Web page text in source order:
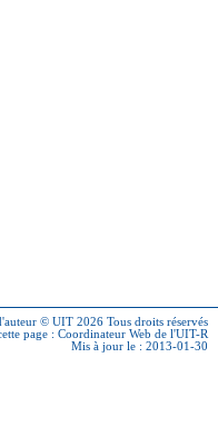
© UIT 2026 Tous droits réservés
page : Coordinateur Web de l'UIT-R
Mis à jour le : 2013-01-30